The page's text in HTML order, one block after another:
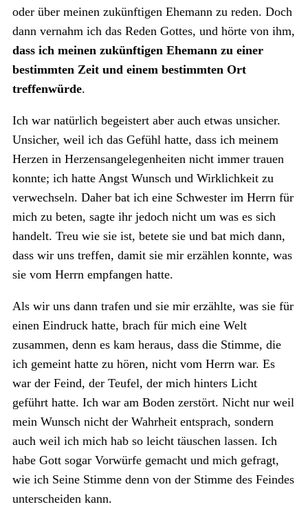
oder über meinen zukünftigen Ehemann zu reden. Doch
dann vernahm ich das Reden Gottes, und hörte von ihm,
dass ich meinen zukünftigen Ehemann zu einer
bestimmten Zeit und einem bestimmten Ort
treffenwürde.
Ich war natürlich begeistert aber auch etwas unsicher.
Unsicher, weil ich das Gefühl hatte, dass ich meinem
Herzen in Herzensangelegenheiten nicht immer trauen
konnte; ich hatte Angst Wunsch und Wirklichkeit zu
verwechseln. Daher bat ich eine Schwester im Herrn für
mich zu beten, sagte ihr jedoch nicht um was es sich
handelt. Treu wie sie ist, betete sie und bat mich dann,
dass wir uns treffen, damit sie mir erzählen konnte, was
sie vom Herrn empfangen hatte.
Als wir uns dann trafen und sie mir erzählte, was sie für
einen Eindruck hatte, brach für mich eine Welt
zusammen, denn es kam heraus, dass die Stimme, die
ich gemeint hatte zu hören, nicht vom Herrn war. Es
war der Feind, der Teufel, der mich hinters Licht
geführt hatte. Ich war am Boden zerstört. Nicht nur weil
mein Wunsch nicht der Wahrheit entsprach, sondern
auch weil ich mich hab so leicht täuschen lassen. Ich
habe Gott sogar Vorwürfe gemacht und mich gefragt,
wie ich Seine Stimme denn von der Stimme des Feindes
unterscheiden kann.